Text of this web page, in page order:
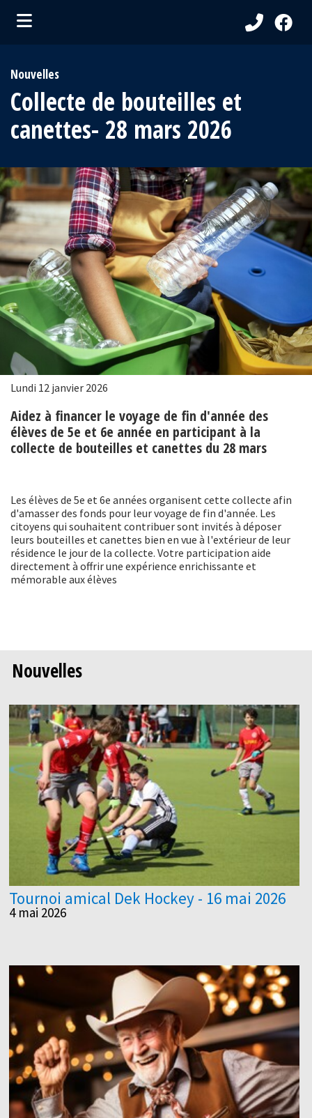
(Visiteurs )
(Loisirs et culture )
Nouvelles
Collecte de bouteilles et
canettes- 28 mars 2026
Lundi 12 janvier 2026
Aidez à financer le voyage de fin d'année des
élèves de 5e et 6e année en participant à la
collecte de bouteilles et canettes du 28 mars
Les élèves de 5e et 6e années organisent cette collecte afin
d'amasser des fonds pour leur voyage de fin d'année. Les
citoyens qui souhaitent contribuer sont invités à déposer
leurs bouteilles et canettes bien en vue à l'extérieur de leur
résidence le jour de la collecte. Votre participation aide
directement à offrir une expérience enrichissante et
mémorable aux élèves
Nouvelles
Tournoi amical Dek Hockey - 16 mai 2026
4 mai 2026